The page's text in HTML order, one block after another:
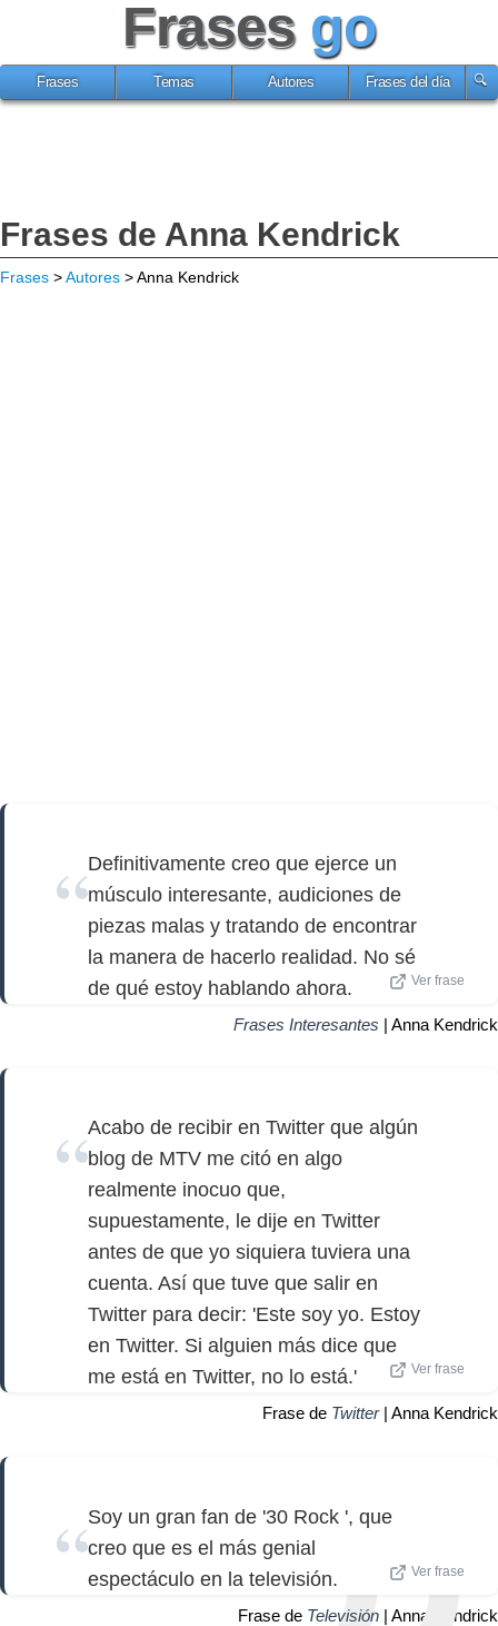
Frases go
Frases Temas Autores Frases del día
Frases de Anna Kendrick
Frases >Autores > Anna Kendrick
Definitivamente creo que ejerce un
músculo interesante, audiciones de
piezas malas y tratando de encontrar
la manera de hacerlo realidad. No sé
de qué estoy hablando ahora.
Ver frase
Frases Interesantes | Anna Kendrick
Acabo de recibir en Twitter que algún
blog de MTV me citó en algo
realmente inocuo que,
supuestamente, le dije en Twitter
antes de que yo siquiera tuviera una
cuenta. Así que tuve que salir en
Twitter para decir: 'Este soy yo. Estoy
en Twitter. Si alguien más dice que
me está en Twitter, no lo está.'
Ver frase
Frase de Twitter| Anna Kendrick
Soy un gran fan de '30 Rock ', que
creo que es el más genial
espectáculo en la televisión.
Ver frase
Frase de Televisión | Anna Kendrick